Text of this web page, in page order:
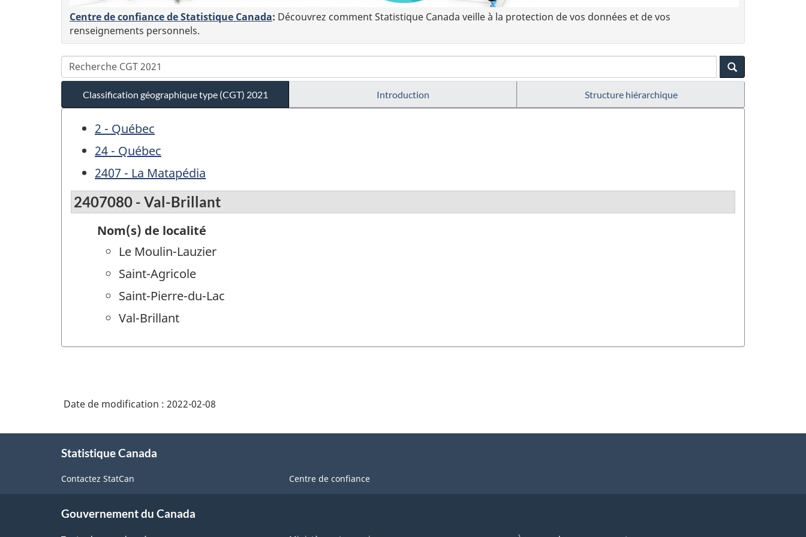
Centre de confiance de Statistique Canada: Découvrez comment Statistique Canada veille à la protection de vos données et de vos
renseignements personnels.
Classification géographique type (CGT) 2021 Introduction Structure hiérarchique
2 - Québec
24 - Québec
2407 - La Matapédia
2407080 - Val-Brillant
Nom(s) de localité
Le Moulin-Lauzier
Saint-Agricole
Saint-Pierre-du-Lac
Val-Brillant
Date de modification : 2022-02-08
Statistique Canada
Contactez StatCan Centre de confiance
Gouvernement du Canada